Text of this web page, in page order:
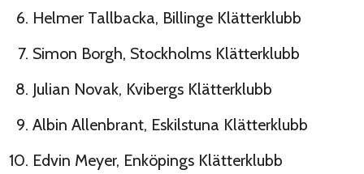
Helmer Tallbacka, Billinge Klätterklubb
Simon Borgh, Stockholms Klätterklubb
Julian Novak, Kvibergs Klätterklubb
Albin Allenbrant, Eskilstuna Klätterklubb
Edvin Meyer, Enköpings Klätterklubb